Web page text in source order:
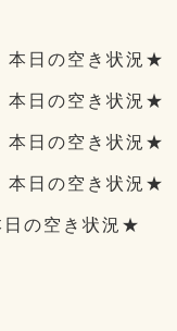
日の空き状況★
日の空き状況★
日の空き状況★
日の空き状況★
の空き状況★